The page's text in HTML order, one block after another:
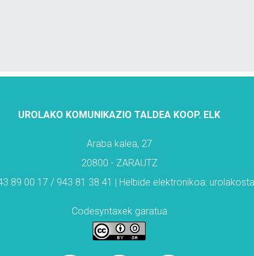
UROLAKO KOMUNIKAZIO TALDEA KOOP. ELK
Araba kalea, 27
20800 - ZARAUTZ
89 00 17 / 943 81 38 41 | Helbide elektronikoa:
Codesyntaxek garatua